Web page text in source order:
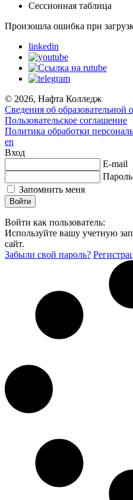
Сессионная таблица
Произошла ошибка при
linkedin
© 2026, Нафта Колледж
Сведения об образовательной
Пользовательское соглашение
Политика обработки
en
Вход
E-mail
Пароль
Запомнить меня
Войти как пользователь:
Используйте вашу учетную
сайт.
Забыли свой пароль?